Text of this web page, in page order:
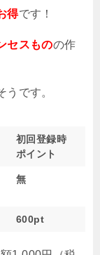
得です！
セスものの作
です。
初回登録時
ポイント
無
600pt